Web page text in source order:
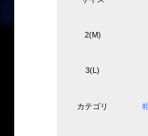
2(M)
3(L)
カテゴリ